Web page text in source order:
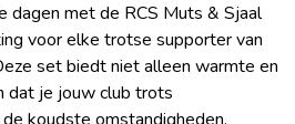
dagen met de RCS Muts & Sjaal
voor elke trotse supporter van
set biedt niet alleen warmte en
dat je jouw club trots